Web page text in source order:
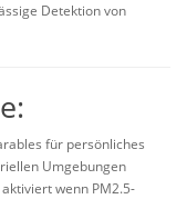
Detektion von
für persönliches
Umgebungen
wenn PM2.5-